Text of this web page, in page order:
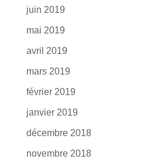
juin 2019
mai 2019
avril 2019
mars 2019
février 2019
janvier 2019
décembre 2018
novembre 2018